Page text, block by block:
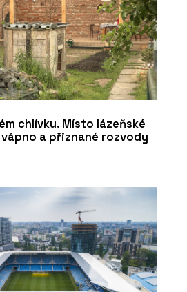
chlívku. Místo lázeňské
a přiznané rozvody